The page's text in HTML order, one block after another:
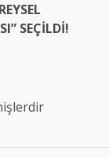
SEÇİLDİ!